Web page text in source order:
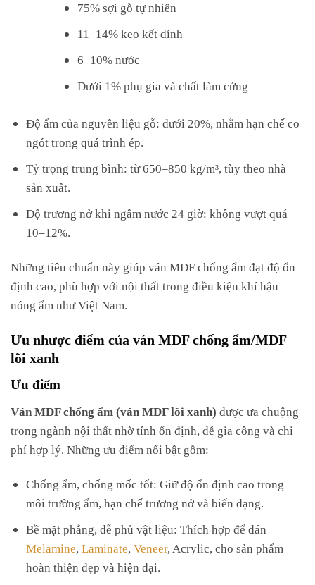
75% sợi gỗ tự nhiên
11–14% keo kết dính
6–10% nước
Dưới 1% phụ gia và chất làm cứng
Độ ẩm của nguyên liệu gỗ: dưới 20%, nhằm hạn chế co
ngót trong quá trình ép.
Tỷ trọng trung bình: từ 650–850 kg/m³, tùy theo nhà
sản xuất.
Độ trương nở khi ngâm nước 24 giờ: không vượt quá
10–12%.
Những tiêu chuẩn này giúp ván MDF chống ẩm đạt độ ổn
định cao, phù hợp với nội thất trong điều kiện khí hậu
nóng ẩm như Việt Nam.
Ưu nhược điểm của ván MDF chống ẩm/MDF
lõi xanh
Ưu điểm
Ván MDF chống ẩm (ván MDF lõi xanh) được ưa chuộng
trong ngành nội thất nhờ tính ổn định, dễ gia công và chi
phí hợp lý. Những ưu điểm nổi bật gồm:
Chống ẩm, chống mốc tốt: Giữ độ ổn định cao trong
môi trường ẩm, hạn chế trương nở và biến dạng.
Bề mặt phẳng, dễ phủ vật liệu: Thích hợp để dán
Melamine ,Laminate ,Veneer, Acrylic, cho sản phẩm
hoàn thiện đẹp và hiện đại.